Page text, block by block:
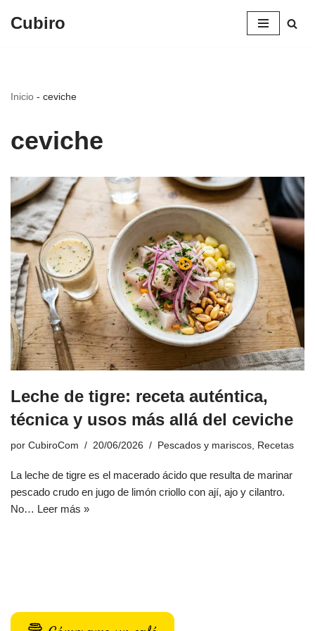
Cubiro
Inicio - ceviche
ceviche
Leche de tigre: receta auténtica,
técnica y usos más allá del ceviche
por CubiroCom 20/06/2026 Pescados y mariscos Recetas
La leche de tigre es el macerado ácido que resulta de marinar
pescado crudo en jugo de limón criollo con ají, ajo y cilantro.
No… Leer más »